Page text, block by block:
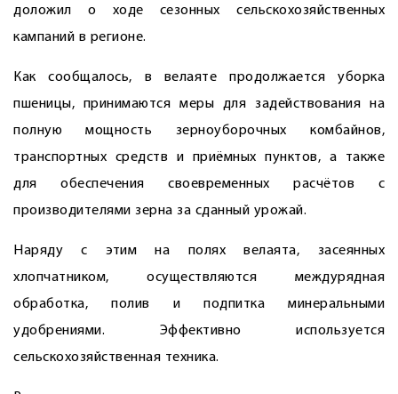
доложил о ходе сезонных сельскохозяйственных
кампаний в регионе.
Как сообщалось, в велаяте продолжается уборка
пшеницы, принимаются меры для задействования на
полную мощность зерноуборочных комбайнов,
транспортных средств и приёмных пунктов, а также
для обес­печения своевременных расчётов с
производителями зерна за сданный урожай.
Наряду с этим на полях велаята, засеянных
хлопчатником, осуществ­ляются междурядная
обработка, полив и подпитка минеральными
удобрениями. Эффективно используется
сельскохозяйственная техника.